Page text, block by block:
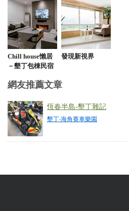
2023-07-21 22:11:34
每次來恆春都會來這家賽車
帽乾淨，還有提供小孩護頸
又安全～大推大推！
2023/07/16遊玩 現場有單人
40、大馬力$350/台，限速
話會很刺激，有上下坡體
Chill house懶居
－墾丁包棟民宿
發現新視界
網友推薦文章
恆春半島-墾丁雜記
墾丁‧海角賽車樂園